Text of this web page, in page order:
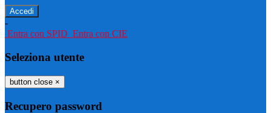
-
Entra con SPID Entra con CIE
Seleziona utente
button close ×
Recupero password